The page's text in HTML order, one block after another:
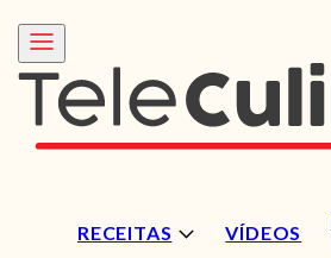
RECEITAS VÍDEOS